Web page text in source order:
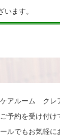
ます。
ケアルーム クレ
予約を受け付け
ルでもお気軽に